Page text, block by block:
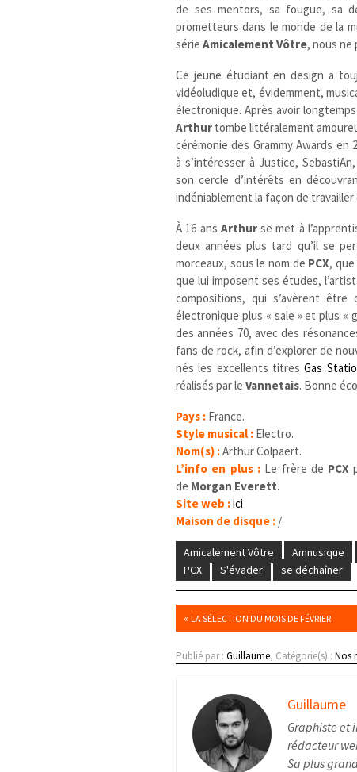
de ses mentors, sa fougue, sa
prometteurs dans le monde de la
sérieAmicalement Vôtre, nous
Ce jeune étudiant en design a
vidéoludique et, évidemment,
électronique. Après avoir
Arthur tombe littéralement
cérémonie des Grammy Awards
à s’intéresser à Justice,
son cercle d’intérêts en
indéniablement la façon de travailler
À 16 ans Arthurse met à
deux années plus tard qu’il se
morceaux, sous le nom de PCX,
que lui imposent ses études,
compositions, qui s’avèrent
électronique plus « sale » et plus «
des années 70, avec des
fans de rock, afin d’explorer de
nés les excellents titresGas
réalisés par leVannetais. Bonne
Pays : France.
Style musical : Electro.
Nom(s) :Arthur Colpaert.
L’info en plus : Le frère de PCX
de Morgan Everett.
Site web :ici
Maison de disque : /.
Amicalement Vôtre Amnusique
PCX
S'évader se déchaîner
«LA SÉLECTION DU MOIS DE FÉVRIER
Publié par :Guillaume, Catégorie(s) :Nos
Guillaume
Graphiste et
rédacteur
Sa plus